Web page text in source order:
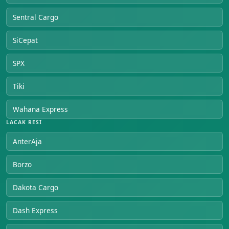
Sentral Cargo
SiCepat
SPX
Tiki
Wahana Express
LACAK RESI
AnterAja
Borzo
Dakota Cargo
Dash Express